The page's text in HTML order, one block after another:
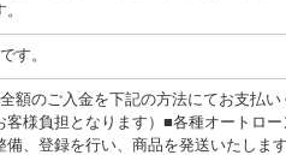
す。
額のご入金を下記の方法にてお支払
客様負担となります）■各種オートロ
備、登録を行い、商品を発送いたします